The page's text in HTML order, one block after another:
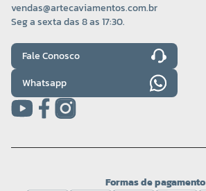
vendas@artecaviamentos.com.br
Seg a sexta das 8 as 17:30.
Fale Conosco
Whatsapp
Formas de pagamento